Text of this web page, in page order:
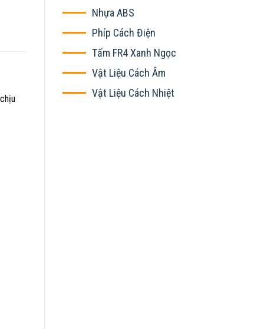
Nhựa ABS
Phíp Cách Điện
Tấm FR4 Xanh Ngọc
Vật Liệu Cách Âm
Vật Liệu Cách Nhiệt